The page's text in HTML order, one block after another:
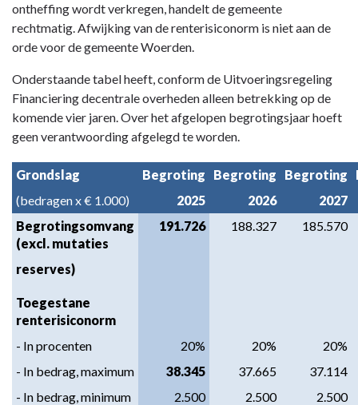
ontheffing wordt verkregen, handelt de gemeente
rechtmatig. Afwijking van de renterisiconorm is niet aan de
orde voor de gemeente Woerden.
Onderstaande tabel heeft, conform de Uitvoeringsregeling
Financiering decentrale overheden alleen betrekking op de
komende vier jaren. Over het afgelopen begrotingsjaar hoeft
geen verantwoording afgelegd te worden.
Grondslag Begroting Begroting Begroting
(bedragen x € 1.000)
2025 2026
2027
Begrotingsomvang
(excl. mutaties
191.726 188.327 185.570
reserves)
Toegestane
renterisiconorm
- In procenten
20% 20%
20%
- In bedrag, maximum
38.345 37.665
37.114
- In bedrag, minimum
2.500 2.500 2.500